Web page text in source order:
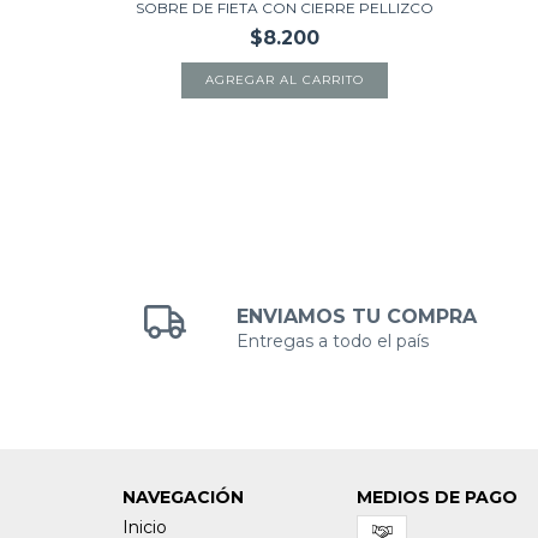
SOBRE DE FIETA CON CIERRE PELLIZCO
$8.200
AGREGAR AL CARRITO
ENVIAMOS TU COMPRA
Entregas a todo el país
NAVEGACIÓN
Inicio
MEDIOS DE PAGO